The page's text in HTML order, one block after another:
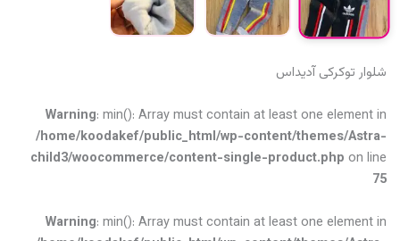
شلوار‌ توکرکی آدیداس
Warning: min(): Array must contain at least one element in
/home/koodakef/public_html/wp-content/themes/Astra-
child3/woocommerce/content-single-product.php on line
75
Warning: min(): Array must contain at least one element in